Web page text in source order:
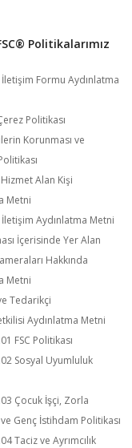
Politikalarımız
Formu Aydınlatma
Politikası
Korunması ve
Alan Kişi
Metni
Aydınlatma Metni
İçerisinde Yer Alan
Hakkında
Metni
Tedarikçi
Aydınlatma Metni
FSC Politikası
Sosyal Uyumluluk
Çocuk İşçi, Zorla
ve Genç İstihdam Politikası
Taciz ve Ayrımcılık